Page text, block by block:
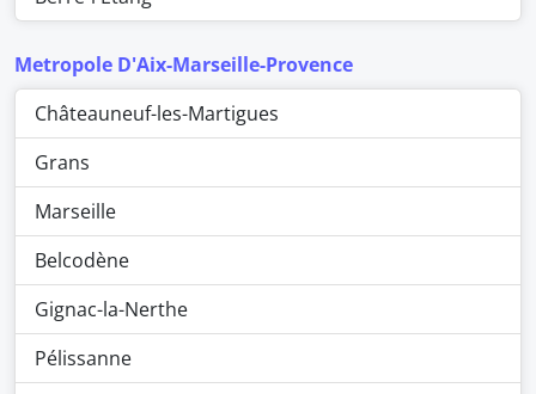
Metropole D'Aix-Marseille-Provence
Châteauneuf-les-Martigues
Grans
Marseille
Belcodène
Gignac-la-Nerthe
Pélissanne